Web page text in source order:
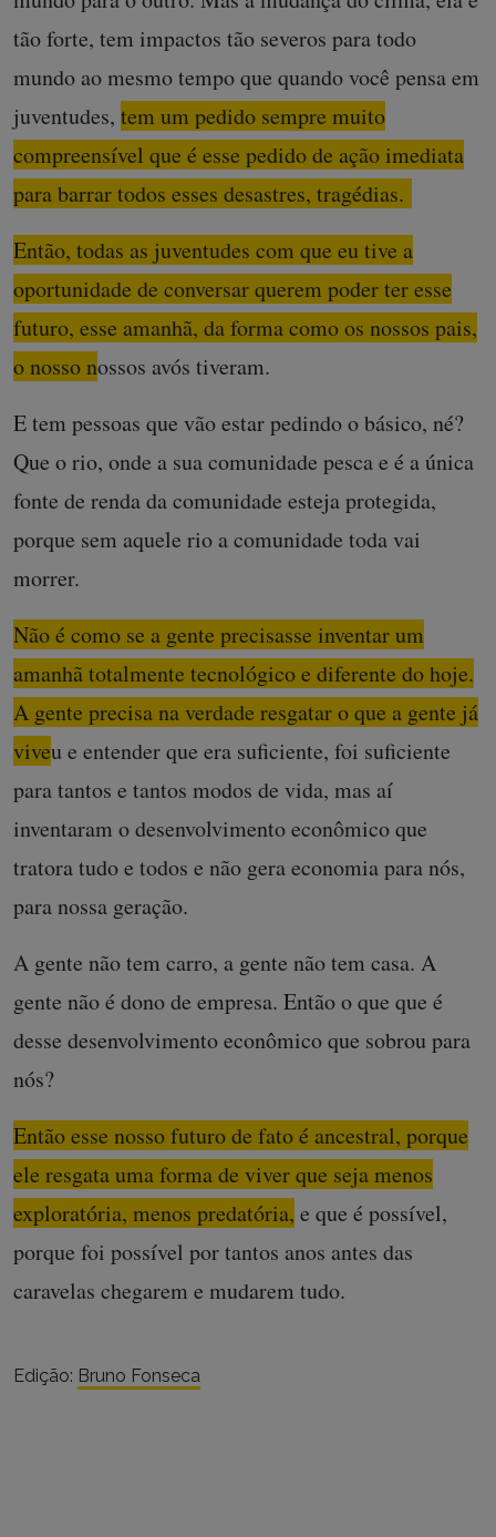
tão forte, tem impactos tão severos para todo
mundo ao mesmo tempo que quando você pensa em
juventudes, tem um pedido sempre muito
compreensível que é esse pedido de ação imediata
para barrar todos esses desastres, tragédias.
Então, todas as juventudes com que eu tive a
oportunidade de conversar querem poder ter esse
futuro, esse amanhã, da forma como os nossos pais,
o nosso nossos avós tiveram.
E tem pessoas que vão estar pedindo o básico, né?
Que o rio, onde a sua comunidade pesca e é a única
fonte de renda da comunidade esteja protegida,
porque sem aquele rio a comunidade toda vai
morrer.
Não é como se a gente precisasse inventar um
amanhã totalmente tecnológico e diferente do hoje.
A gente precisa na verdade resgatar o que a gente já
viveu e entender que era suficiente, foi suficiente
para tantos e tantos modos de vida, mas aí
inventaram o desenvolvimento econômico que
tratora tudo e todos e não gera economia para nós,
para nossa geração.
A gente não tem carro, a gente não tem casa. A
gente não é dono de empresa. Então o que que é
desse desenvolvimento econômico que sobrou para
nós?
Então esse nosso futuro de fato é ancestral, porque
ele resgata uma forma de viver que seja menos
exploratória, menos predatória, e que é possível,
porque foi possível por tantos anos antes das
caravelas chegarem e mudarem tudo.
Edição: Bruno Fonseca